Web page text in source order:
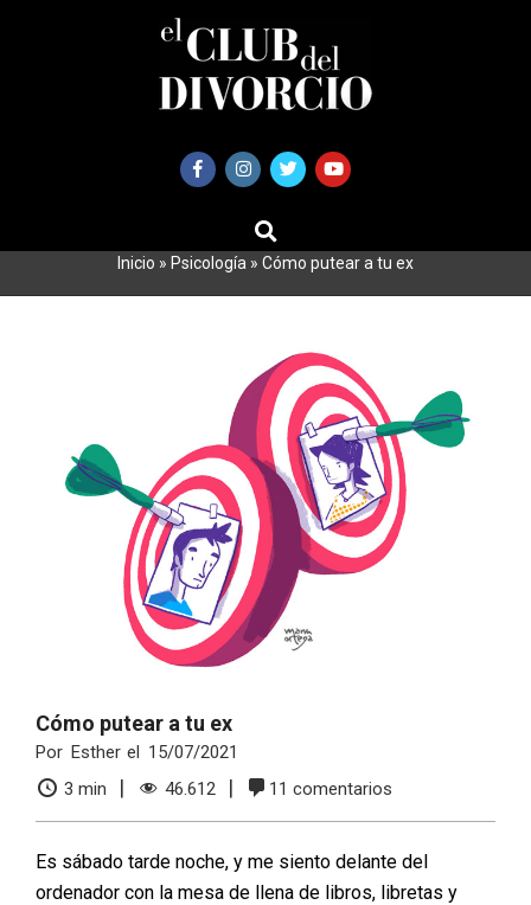
Navigation
BUSCAR
Inicio » Psicología » Cómo putear a tu ex
Cómo putear a tu ex
Por Esther el 15/07/2021
3 min 46.612 11 comentarios
Es sábado tarde noche, y me siento delante del
ordenador con la mesa de llena de libros, libretas y